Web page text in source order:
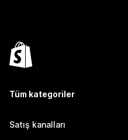
Tüm kategoriler
Satış kanalları